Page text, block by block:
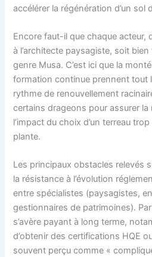
accélérer la régénération d’un sol
Encore faut-il que chaque acteur,
à l’architecte paysagiste, soit
genre Musa. C’est ici que la
formation continue prennent tout
rythme de renouvellement
certains drageons pour assurer la
l’impact du choix d’un terreau
plante.
Les principaux obstacles relevés
la résistance à l’évolution
entre spécialistes (paysagistes,
gestionnaires de patrimoines).
s’avère payant à long terme,
d’obtenir des certifications HQE
souvent perçu comme «